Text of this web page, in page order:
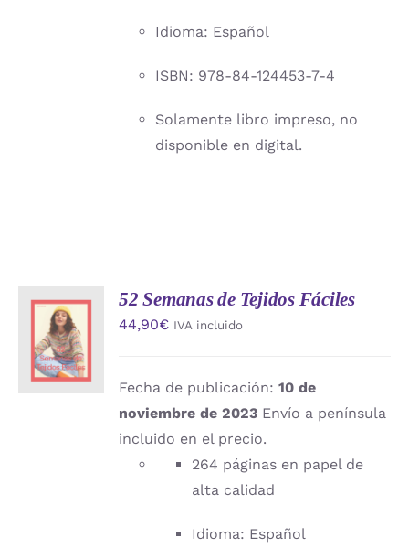
Idioma: Español
ISBN: 978-84-124453-7-4
Solamente libro impreso, no
disponible en digital.
AÑADIR
AL
CARRITO
/
DETALLES
52 Semanas de Tejidos Fáciles
44,90€ IVA incluido
Fecha de publicación:10 de
noviembre de 2023 Envío a península
incluido en el precio.
264 páginas en papel de
alta calidad
Idioma: Español